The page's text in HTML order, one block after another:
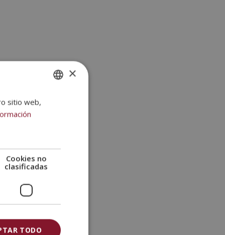
SPANISH
×
sitio web,
Cookies no
clasificadas
TODO